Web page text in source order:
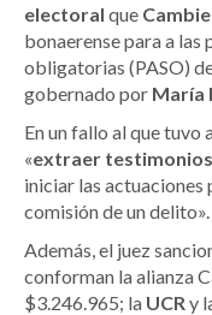
electoral que
bonaerense para a
obligatorias (PASO)
gobernado por María
En un fallo al que tuvo
«extraer testimonios
iniciar las actuaciones
comisión de un delito».
Además, el juez
conforman la alianza
$3.246.965; la UCR y